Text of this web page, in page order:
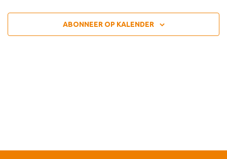
ABONNEER OP KALENDER